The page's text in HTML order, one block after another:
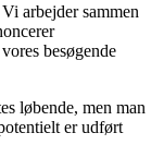
arbejder sammen
besøgende
løbende, men man
er udført